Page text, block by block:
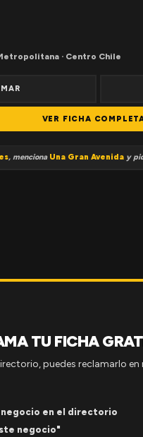
· Centro Chile
VER FICHA
, menciona Una Gran Avenida y
TU FICHA
puedes reclamarlo
negocio en el directorio
negocio"